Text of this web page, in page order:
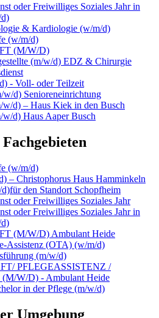
oder Freiwilliges Soziales Jahr in
& Kardiologie (w/m/d)
(w/m/d)
(M/W/D)
(m/w/d) EDZ & Chirurgie
- Voll- oder Teilzeit
w/d) Senioreneinrichtung
w/d) – Haus Kiek in den Busch
w/d) Haus Aaper Busch
(w/m/d)
– Christophorus Haus Hamminkeln
den Standort Schopfheim
oder Freiwilliges Soziales Jahr
oder Freiwilliges Soziales Jahr in
(M/W/D) Ambulant Heide
Assistenz (OTA) (w/m/d)
(m/w/d)
PFLEGEASSISTENZ /
W/D) - Ambulant Heide
in der Pflege (m/w/d)
Umgebung